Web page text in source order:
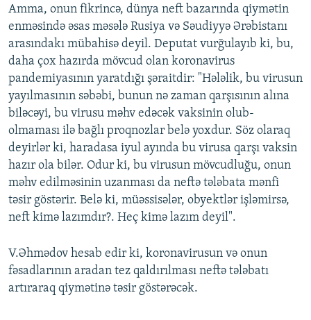
Amma, onun fikrincə, dünya neft bazarında qiymətin
enməsində əsas məsələ Rusiya və Səudiyyə Ərəbistanı
arasındakı mübahisə deyil. Deputat vurğulayıb ki, bu,
daha çox hazırda mövcud olan koronavirus
pandemiyasının yaratdığı şəraitdir: "Hələlik, bu virusun
yayılmasının səbəbi, bunun nə zaman qarşısının alına
biləcəyi, bu virusu məhv edəcək vaksinin olub-
olmaması ilə bağlı proqnozlar belə yoxdur. Söz olaraq
deyirlər ki, haradasa iyul ayında bu virusa qarşı vaksin
hazır ola bilər. Odur ki, bu virusun mövcudluğu, onun
məhv edilməsinin uzanması da neftə tələbata mənfi
təsir göstərir. Belə ki, müəssisələr, obyektlər işləmirsə,
neft kimə lazımdır?. Heç kimə lazım deyil".
V.Əhmədov hesab edir ki, koronavirusun və onun
fəsadlarının aradan tez qaldırılması neftə tələbatı
artıraraq qiymətinə təsir göstərəcək.